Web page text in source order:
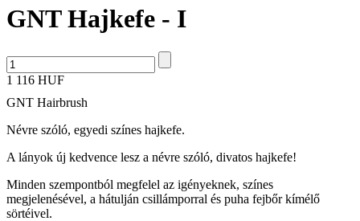
GNT Hajkefe - I
1 116 HUF
GNT Hairbrush
Névre szóló, egyedi színes hajkefe.
A lányok új kedvence lesz a névre szóló, divatos hajkefe!
Minden szempontból megfelel az igényeknek, színes
megjelenésével, a hátulján csillámporral és puha fejbőr kímélő
sörtéivel.